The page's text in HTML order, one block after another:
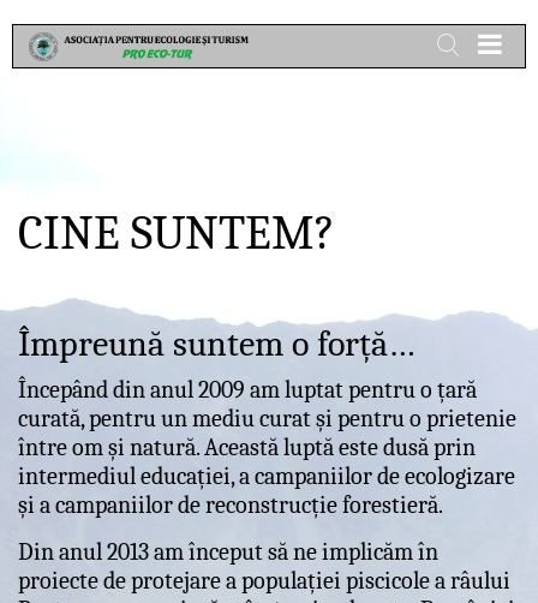
CINE SUNTEM?
Împreună suntem o forță…
Începând din anul 2009 am luptat pentru o țară
curată, pentru un mediu curat și pentru o prietenie
între om și natură. Această luptă este dusă prin
intermediul educației, a campaniilor de ecologizare
și a campaniilor de reconstrucție forestieră.
Din anul 2013 am început să ne implicăm în
proiecte de protejare a populației piscicole a râului